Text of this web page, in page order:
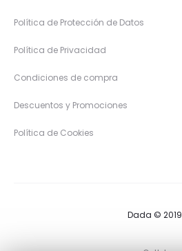
Política de Protección de Datos
Política de Privacidad
Condiciones de compra
Descuentos y Promociones
Política de Cookies
Dada © 2019